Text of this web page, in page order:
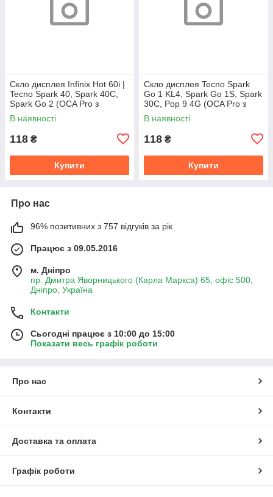
Скло дисплея Infinix Hot 60i |
Tecno Spark 40, Spark 40C,
Spark Go 2 (OCA Pro з
плівкою)
В наявності
118 ₴
Купити
Скло дисплея Tecno Spark
Go 1 KL4, Spark Go 1S, Spark
30C, Pop 9 4G (OCA Pro з
плівкою)
В наявності
118 ₴
Купити
Про нас
96% позитивних з 757 відгуків за рік
Працює з 09.05.2016
м. Дніпро
пр. Дмитра Яворницького (Карла Маркса) 65, офіс 500,
Дніпро, Україна
Контакти
Сьогодні працює з 10:00 до 15:00
Показати весь графік роботи
Про нас
Контакти
Доставка та оплата
Графік роботи